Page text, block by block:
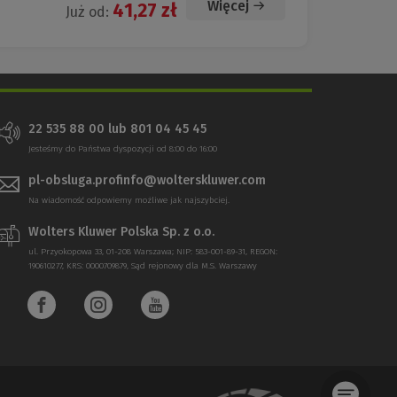
Już od: 41,27 zł Więcej
22 535 88 00 lub 801 04 45 45
Jesteśmy do Państwa dyspozycji od 8:00 do 16:00
pl-obsluga.profinfo@wolterskluwer.com
Na wiadomość odpowiemy możliwe jak najszybciej.
Wolters Kluwer Polska Sp. z o.o.
ul. Przyokopowa 33, 01-208 Warszawa; NIP: 583-001-89-31, REGON:
190610277, KRS: 0000709879, Sąd rejonowy dla M.S. Warszawy